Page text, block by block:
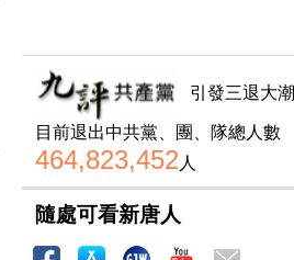
引發三退大潮
目前退出中共黨、團、隊總人數
464,823,452 人
隨處可看新唐人